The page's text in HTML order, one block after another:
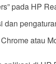
pada HP
dan
atau